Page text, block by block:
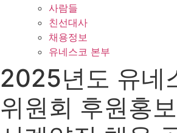
사람들
친선대사
채용정보
유네스코 본부
2025년도 유네
위원회 후원홍